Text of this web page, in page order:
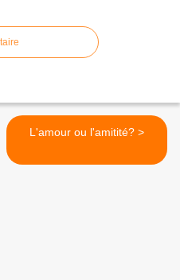
L'amour ou l'amitité? >